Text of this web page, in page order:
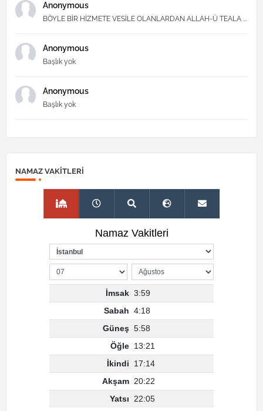
Anonymous
BÖYLE BİR HİZMETE VESİLE OLANLARDAN ALLAH-Ü TEALA ...
Anonymous
Başlık yok
Anonymous
Başlık yok
NAMAZ VAKITLERI